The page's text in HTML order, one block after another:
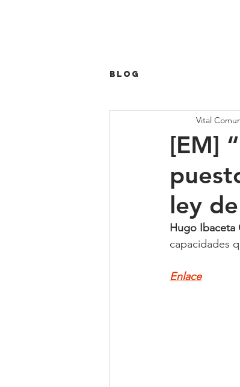
Blog
[EM]
ley
Vital
Hugo Ibaceta
capacidades
Enlace